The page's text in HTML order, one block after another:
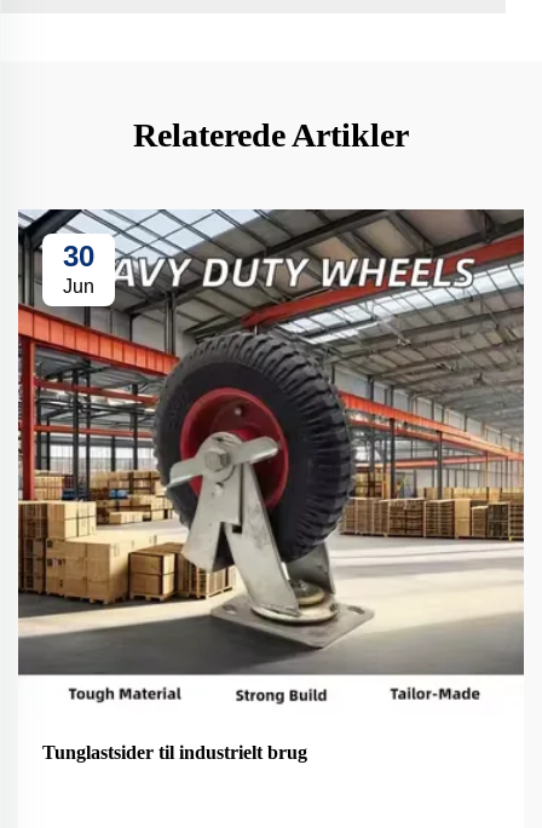
Relaterede Artikler
30
Jun
Tunglastsider til industrielt brug